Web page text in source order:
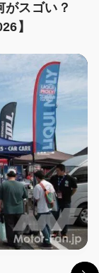
がスゴい？
】